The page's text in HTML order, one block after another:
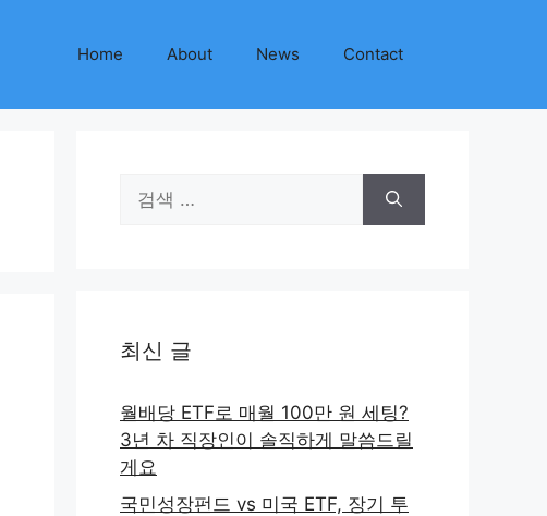
Home About News Contact
색:
최신 글
월배당 ETF로 매월 100만 원 세팅?
3년 차 직장인이 솔직하게 말씀드릴
게요
국민성장펀드 vs 미국 ETF, 장기 투